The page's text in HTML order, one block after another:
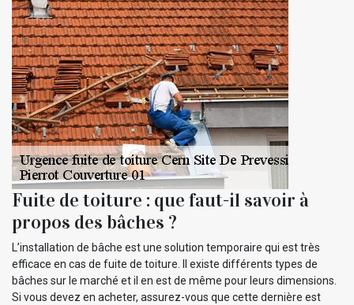
Fuite de toiture : que faut-il savoir à
propos des bâches ?
L’installation de bâche est une solution temporaire qui est très
efficace en cas de fuite de toiture. Il existe différents types de
bâches sur le marché et il en est de même pour leurs dimensions.
Si vous devez en acheter, assurez-vous que cette dernière est